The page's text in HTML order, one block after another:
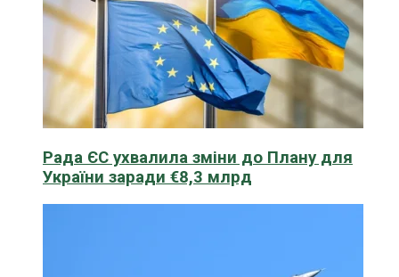
Рада ЄС ухвалила зміни до Плану для
України заради €8,3 млрд